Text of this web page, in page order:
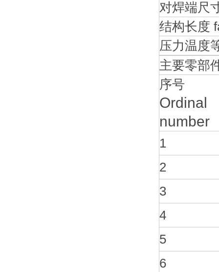
对焊端尺
结构长度
压力温度
主要零部
序号
Ordinal
number
1
2
3
4
5
6